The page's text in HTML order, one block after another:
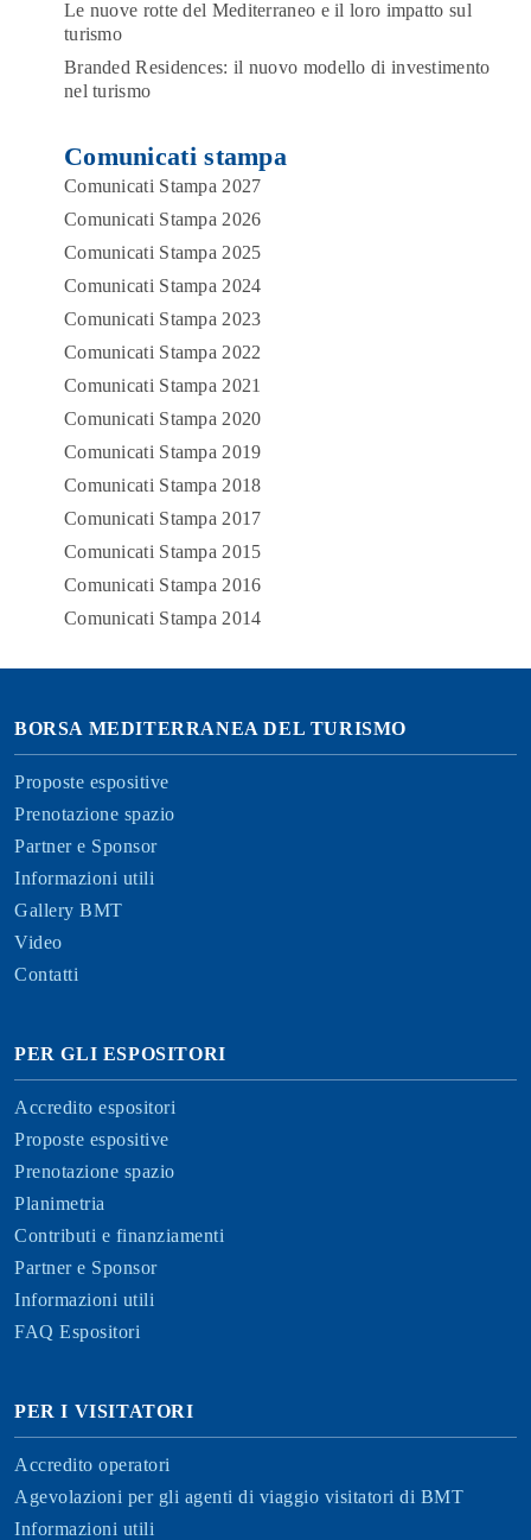
Le nuove rotte del Mediterraneo e il loro impatto sul
turismo
Branded Residences: il nuovo modello di investimento
nel turismo
Comunicati stampa
Comunicati Stampa 2027
Comunicati Stampa 2026
Comunicati Stampa 2025
Comunicati Stampa 2024
Comunicati Stampa 2023
Comunicati Stampa 2022
Comunicati Stampa 2021
Comunicati Stampa 2020
Comunicati Stampa 2019
Comunicati Stampa 2018
Comunicati Stampa 2017
Comunicati Stampa 2015
Comunicati Stampa 2016
Comunicati Stampa 2014
BORSA MEDITERRANEA DEL TURISMO
Proposte espositive
Prenotazione spazio
Partner e Sponsor
Informazioni utili
Gallery BMT
Video
Contatti
PER GLI ESPOSITORI
Accredito espositori
Proposte espositive
Prenotazione spazio
Planimetria
Contributi e finanziamenti
Partner e Sponsor
Informazioni utili
FAQ Espositori
PER I VISITATORI
Accredito operatori
Agevolazioni per gli agenti di viaggio visitatori di BMT
Informazioni utili